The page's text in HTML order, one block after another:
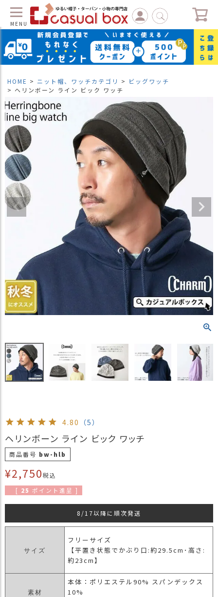
MENU
マ
イ
ー
ジ
（
新
規
会
員
登
録
テ
ゴ
リ
閲
歴
買
い
新
作
ラ
ッ
ピ
ン
お
HOME ニット帽、ワッチカテゴリ
ビッグワッチ
ヘリンボーン ライン ビック ワッチ
4.80 （5）
ヘリンボーン ライン ビック ワッチ
商品番号 bw-hlb
¥2,750税込
[ 25 ポイント進呈 ]
8/17以降に順次発送
サイズ
フリーサイズ
【平置き状態でかぶり口:約29.5cm･高さ:
約23cm】
素材
本体：ポリエステル90% スパンデックス
10%